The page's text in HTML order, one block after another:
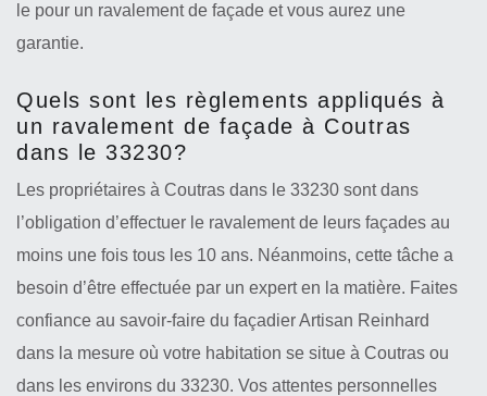
le pour un ravalement de façade et vous aurez une
garantie.
Quels sont les règlements appliqués à
un ravalement de façade à Coutras
dans le 33230?
Les propriétaires à Coutras dans le 33230 sont dans
l’obligation d’effectuer le ravalement de leurs façades au
moins une fois tous les 10 ans. Néanmoins, cette tâche a
besoin d’être effectuée par un expert en la matière. Faites
confiance au savoir-faire du façadier Artisan Reinhard
dans la mesure où votre habitation se situe à Coutras ou
dans les environs du 33230. Vos attentes personnelles